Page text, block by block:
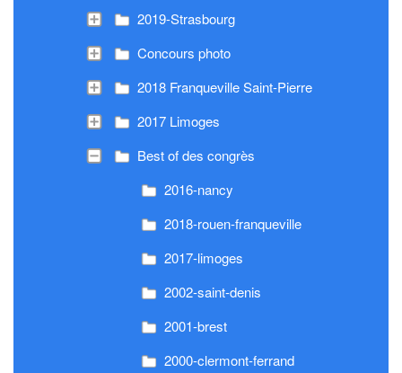
2019-Strasbourg
Concours photo
2018 Franqueville Saint-Pierre
2017 Limoges
Best of des congrès
2016-nancy
2018-rouen-franqueville
2017-limoges
2002-saint-denis
2001-brest
2000-clermont-ferrand